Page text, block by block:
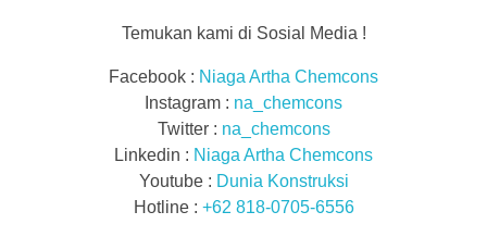
Temukan kami di Sosial Media !
Facebook : Niaga Artha Chemcons
Instagram : na_chemcons
Twitter : na_chemcons
Linkedin : Niaga Artha Chemcons
Youtube : Dunia Konstruksi
Hotline : +62 818-0705-6556